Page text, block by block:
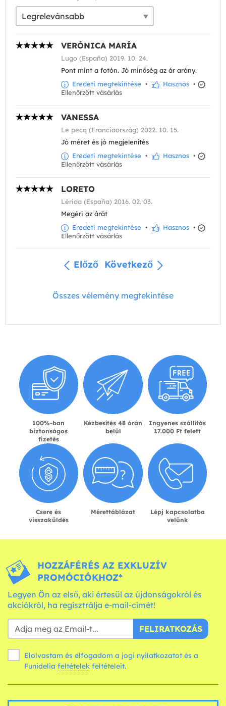
VERÓNICA MARÍA
Lugo (España) 2019. 10. 24.
Pont mint a fotón. Jó minőség az ár arány.
Eredeti megtekintése • Hasznos •
Ellenőrzött vásárlás
VANESSA
Le pecq (Franciaország) 2022. 10. 15.
Jó méret és jó megjelenítés
Eredeti megtekintése • Hasznos •
Ellenőrzött vásárlás
LORETO
Lérida (España) 2016. 02. 03.
Megéri az árát
Eredeti megtekintése • Hasznos •
Ellenőrzött vásárlás
Előző Következő
Összes vélemény megtekintése
100%-ban
biztonságos
fizetés
Kézbesítés 48 órán
belül
Ingyenes szállítás
17.000 Ft felett
Csere és
visszaküldés
Mérettáblázat
Lépj kapcsolatba
velünk
HOZZÁFÉRÉS AZ EXKLUZÍV
PROMÓCIÓKHOZ*
Legyen Ön az első, aki értesül az újdonságokról és
akciókról, ha regisztrálja e-mail-címét!
FELIRATKOZÁS
Elolvastam és elfogadom a jogi nyilatkozatot és a
Funidelia feltételek feltételeit.